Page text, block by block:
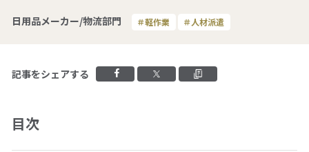
拠点一覧
日用品メーカー/物流部門 ＃軽作業 ＃人材派遣
記事をシェアする Facebookでシェアする
Xでシェアする
目次